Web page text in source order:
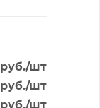
руб./шт
руб./шт
руб./шт